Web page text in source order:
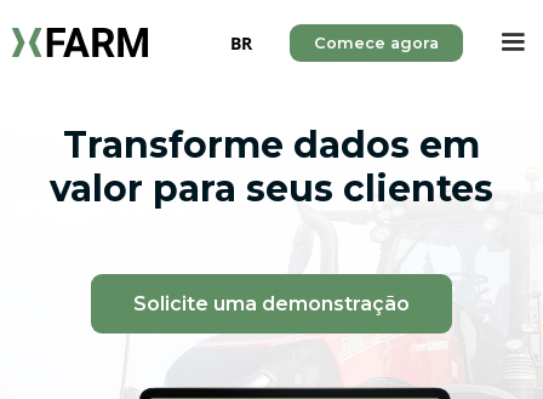
BR Comece agora
Transforme dados em
valor para seus clientes
Solicite uma demonstração